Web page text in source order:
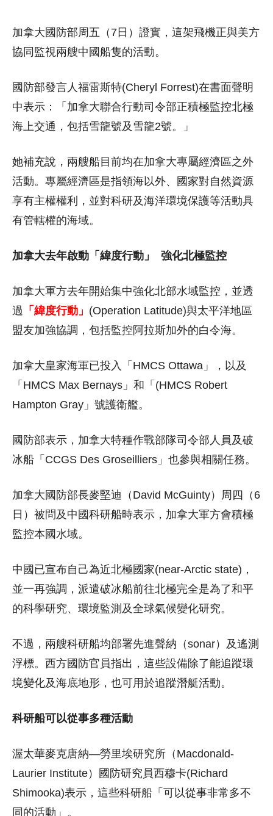
加拿大國防部周五（7日）證實，這架飛機正與美方
協同監視兩艘中國船隻的活動。
國防部發言人福雷斯特(Cheryl Forrest)在書面聲明
中表示：「加拿大聯合行動司令部正積極監控北極
海上交通，包括雪龍號及雪龍2號。」
她補充說，兩艘船目前均在加拿大專屬經濟區之外
活動。專屬經濟區是指領海以外、國家對自然資源
享有主權權利，並對科研及海洋環境保護等活動具
有管轄權的海域。
加拿大去年啟動「緯度行動」 強化北極監控
加拿大軍方去年開始集中強化北部水域監控，並透
過 「緯度行動」 (Operation Latitude)與太平洋地區
盟友加強協調，包括監控阿拉斯加外的白令海。
加拿大皇家海軍已投入「HMCS Ottawa」，以及
「HMCS Max Bernays」和「(HMCS Robert
Hampton Gray」號護衛艦。
國防部表示，加拿大特種作戰部隊司令部人員及破
冰船「CCGS Des Groseilliers」也參與相關任務。
加拿大國防部長麥堅迪（David McGuinty）周四（6
日）被問及中國科研船時表示，加拿大軍方會積極
監控本國水域。
中國已宣布自己為近北極國家(near-Arctic state)，
並一再強調，派遣破冰船前往北極完全是為了和平
的科學研究、環境監測及全球氣候變化研究。
不過，兩艘科研船均部署先進聲納（sonar）及遙測
浮標。西方國防官員指出，這些設備除了能追蹤環
境變化及海底地形，也可用於追蹤潛艇活動。
科研船可以從事多種活動
渥太華麥克唐納—勞里埃研究所（Macdonald-
Laurier Institute）國防研究員西穆卡(Richard
Shimooka)表示，這些科研船「可以從事非常多不
同的活動」。